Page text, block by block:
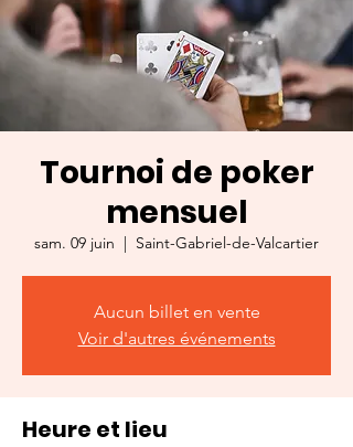
Tournoi de poker
mensuel
sam. 09 juin
  |
Saint-Gabriel-de-Valcartier
Aucun billet en vente
Voir d'autres événements
Heure et lieu